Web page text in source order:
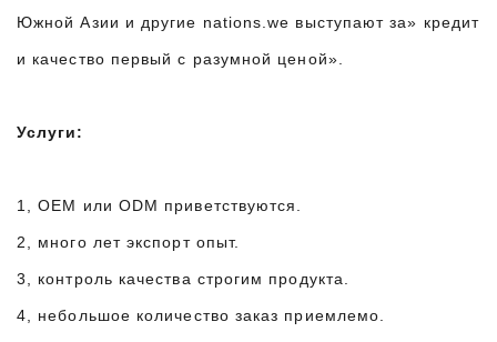
Южной Азии и другие nations.we выступают за» кредит
и качество первый с разумной ценой».
Услуги:
1, OEM или ODM приветствуются.
2, много лет экспорт опыт.
3, контроль качества строгим продукта.
4, небольшое количество заказ приемлемо.